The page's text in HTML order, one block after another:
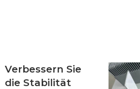
Verbessern Sie
die Stabilität